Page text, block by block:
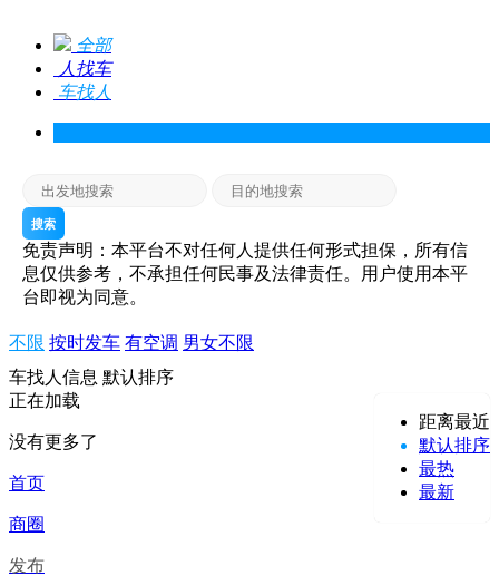
全部
人找车
车找人
搜索
免责声明：本平台不对任何人提供任何形式担保，所有信
息仅供参考，不承担任何民事及法律责任。用户使用本平
台即视为同意。
不限 按时发车 有空调 男女不限
车找人信息 默认排序
距离最近
默认排序
最热
最新
正在加载
没有更多了
首页
商圈
发布